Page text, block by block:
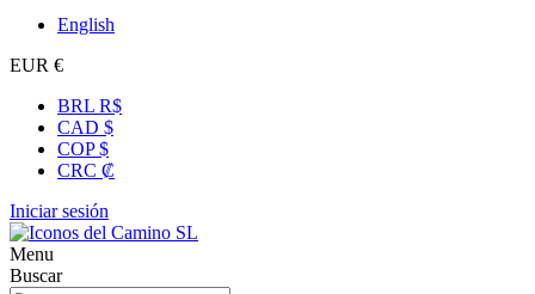
English
EUR €
BRL R$
CAD $
COP $
CRC ₡
Iniciar sesión
Menu
Buscar